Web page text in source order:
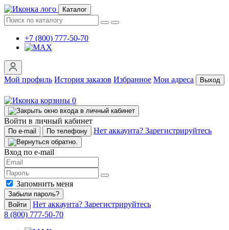
Каталог
+7 (800) 777-50-70
Мой профиль История заказов Избранное Мои адреса Выход
0
Войти в личный кабинет
По e-mail По телефону Нет аккаунта? Зарегистрируйтесь
Вход по e-mail
Запомнить меня
Забыли пароль?
Войти
Нет аккаунта? Зарегистрируйтесь
8 (800) 777-50-70